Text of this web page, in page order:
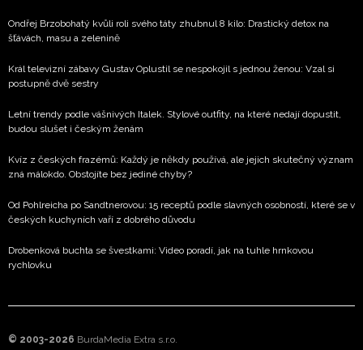
Ondřej Brzobohatý kvůli roli svého táty zhubnul 8 kilo: Drastický detox na
šťávách, masu a zelenině
Král televizní zábavy Gustav Oplustil se nespokojil s jednou ženou: Vzal si
postupně dvě sestry
Letní trendy podle vášnivých Italek. Stylové outfity, na které nedají dopustit,
budou slušet i českým ženám
Kvíz z českých frazémů: Každý je někdy používá, ale jejich skutečný význam
zná málokdo. Obstojíte bez jediné chyby?
Od Pohlreicha po Sandtnerovou: 15 receptů podle slavných osobností, které se v
českých kuchyních vaří z dobrého důvodu
Drobenková buchta se švestkami: Video poradí, jak na tuhle hrnkovou
rychlovku
© 2003-2026 BurdaMedia Extra s.r.o.